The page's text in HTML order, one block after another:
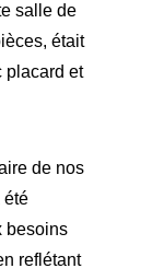
salle de
était
placard et
de nos
été
besoins
reflétant